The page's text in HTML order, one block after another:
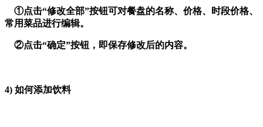
①点击“修改全部”按钮可对餐盘的名称、价格、时段价格、
常用菜品进行编辑。
②点击“确定”按钮，即保存修改后的内容。
4) 如何添加饮料